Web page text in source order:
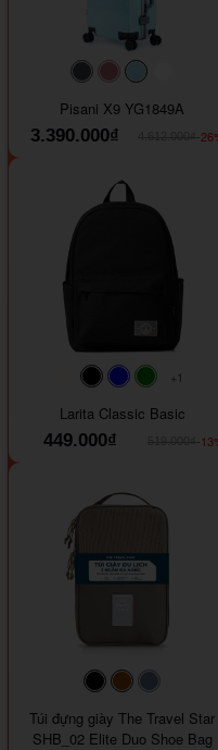
#40454a#b76e79
Pisani X9 YG1849A
3.390.000₫
-
#faf0e6#000000#0000FF
+1
Larita Classic Basic
449.000₫
-
#000000#964B00
Túi đựng giày The Travel Star
SHB_02 Elite Duo Shoe Bag